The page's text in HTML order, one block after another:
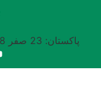
پاکستان: 23 صفر 1448